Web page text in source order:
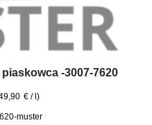
-3007-7620
€/ )
muster